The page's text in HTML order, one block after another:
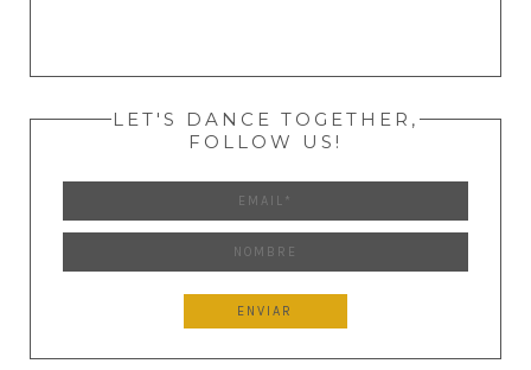
LET'S DANCE TOGETHER,
FOLLOW US!